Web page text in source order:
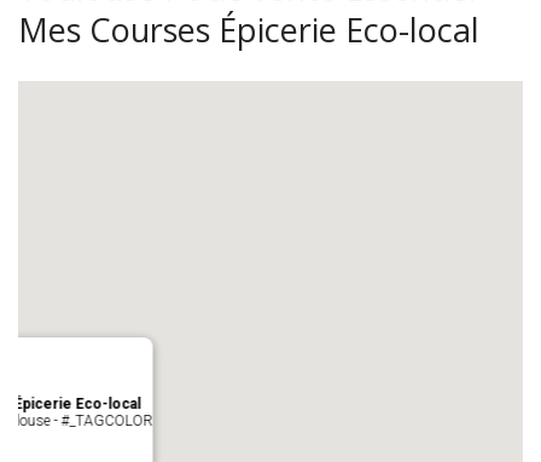
Mes Courses Épicerie Eco-local
Épicerie Eco-local
- #_TAGCOLOR